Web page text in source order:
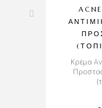
Κρέμα